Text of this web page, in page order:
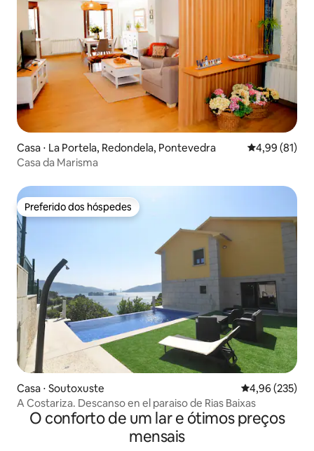
Casa ⋅ La Portela, Redondela, Pontevedra 4,99 de uma
4,99 (81)
Casa da Marisma
Preferido dos hóspedes
Preferido dos hóspedes
Casa ⋅ Soutoxuste 4,96 de uma
4,96 (235)
A Costariza. Descanso en el paraiso de Rias Baixas
O conforto de um lar e ótimos preços
mensais